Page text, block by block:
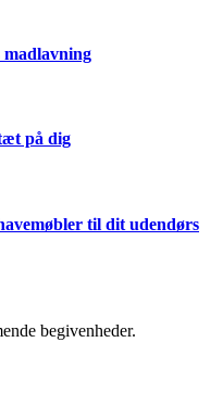
madlavning
på dig
til dit udendørs
begivenheder.